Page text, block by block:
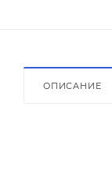
ОПИСАНИЕ